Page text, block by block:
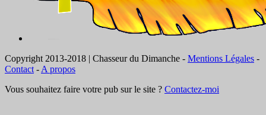
Copyright 2013-2018 | Chasseur du Dimanche - Mentions Légales -
Contact - A propos
Vous souhaitez faire votre pub sur le site ? Contactez-moi